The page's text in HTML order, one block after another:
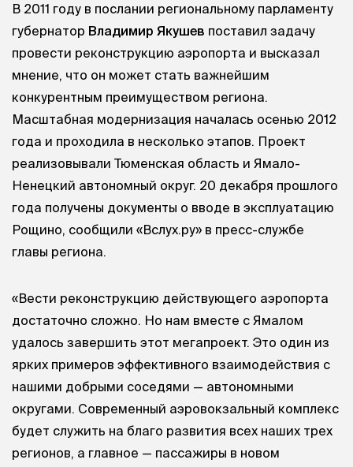
В 2011 году в послании региональному парламенту
губернатор Владимир Якушев поставил задачу
провести реконструкцию аэропорта и высказал
мнение, что он может стать важнейшим
конкурентным преимуществом региона.
Масштабная модернизация началась осенью 2012
года и проходила в несколько этапов. Проект
реализовывали Тюменская область и Ямало-
Ненецкий автономный округ. 20 декабря прошлого
года получены документы о вводе в эксплуатацию
Рощино, сообщили «Вслух.ру» в пресс-службе
главы региона.
«Вести реконструкцию действующего аэропорта
достаточно сложно. Но нам вместе с Ямалом
удалось завершить этот мегапроект. Это один из
ярких примеров эффективного взаимодействия с
нашими добрыми соседями — автономными
округами. Современный аэровокзальный комплекс
будет служить на благо развития всех наших трех
регионов, а главное — пассажиры в новом